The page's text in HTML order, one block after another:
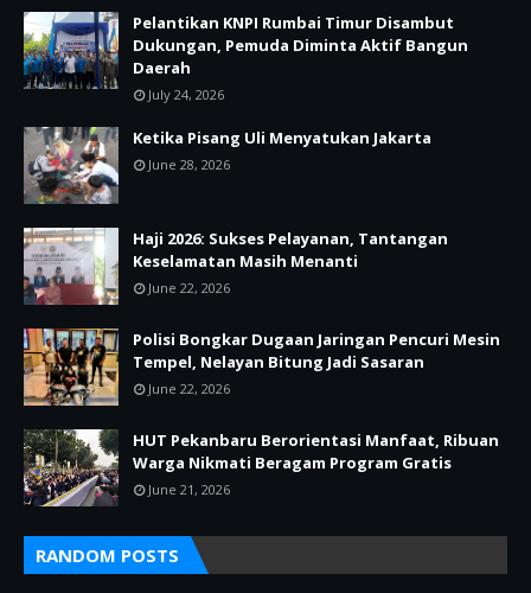
Pelantikan KNPI Rumbai Timur Disambut
Dukungan, Pemuda Diminta Aktif Bangun
Daerah
July 24, 2026
Ketika Pisang Uli Menyatukan Jakarta
June 28, 2026
Haji 2026: Sukses Pelayanan, Tantangan
Keselamatan Masih Menanti
June 22, 2026
Polisi Bongkar Dugaan Jaringan Pencuri Mesin
Tempel, Nelayan Bitung Jadi Sasaran
June 22, 2026
HUT Pekanbaru Berorientasi Manfaat, Ribuan
Warga Nikmati Beragam Program Gratis
June 21, 2026
RANDOM POSTS